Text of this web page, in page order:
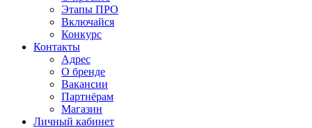
Этапы ПРО
Включайся
Конкурс
Контакты
Адрес
О бренде
Вакансии
Партнёрам
Магазин
Личный кабинет